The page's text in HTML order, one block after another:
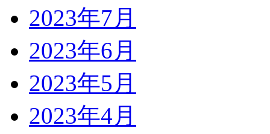
2023年7月
2023年6月
2023年5月
2023年4月